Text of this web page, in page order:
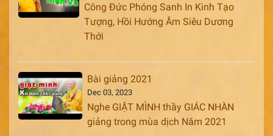
Công Đức Phóng Sanh In Kinh Tạo
Tượng, Hồi Hướng Âm Siêu Dương
Thới
Bài giảng 2021
Dec 03, 2023
Nghe GIẬT MÌNH thầy GIÁC NHÀN
giảng trong mùa dịch Năm 2021